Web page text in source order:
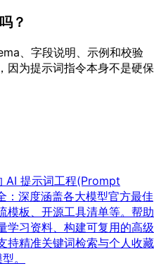
？
、字段说明、示例和校验
因为提示词指令本身不是硬保
AI 提示词工程(Prompt
：深度涵盖各大模型官方最佳
模板、开源工具清单等。帮助
学习资料、构建可复用的高级
持精准关键词检索与个人收藏
。